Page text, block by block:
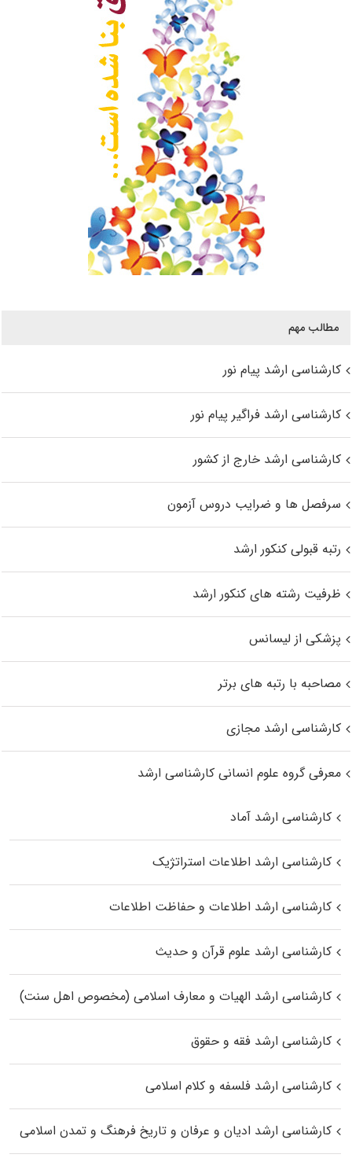
مطالب مهم
کارشناسی ارشد پیام نور
کارشناسی ارشد فراگیر پیام نور
کارشناسی ارشد خارج از کشور
سرفصل ها و ضرایب دروس آزمون
رتبه قبولی کنکور ارشد
ظرفیت رشته های کنکور ارشد
پزشکی از لیسانس
مصاحبه با رتبه های برتر
کارشناسی ارشد مجازی
معرفی گروه علوم انسانی کارشناسی ارشد
کارشناسی ارشد آماد
کارشناسی ارشد اطلاعات استراتژیک
کارشناسی ارشد اطلاعات و حفاظت اطلاعات
کارشناسی ارشد علوم قرآن و حدیث
کارشناسی ارشد الهیات و معارف اسلامی (مخصوص اهل سنت)
کارشناسی ارشد فقه و حقوق
کارشناسی ارشد فلسفه و کلام اسلامی
کارشناسی ارشد ادیان و عرفان و تاریخ فرهنگ و تمدن اسلامی